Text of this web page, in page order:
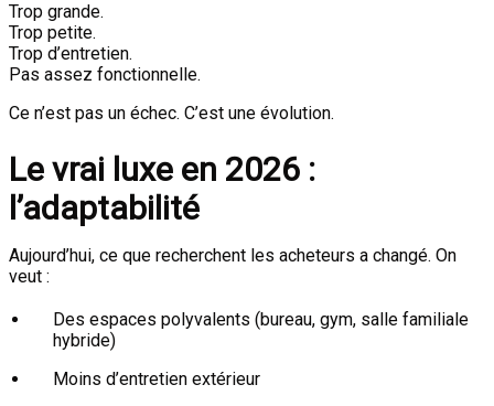
Trop grande.
Trop petite.
Trop d’entretien.
Pas assez fonctionnelle.
Ce n’est pas un échec. C’est une évolution.
Le vrai luxe en 2026 :
l’adaptabilité
Aujourd’hui, ce que recherchent les acheteurs a changé. On
veut :
Des espaces polyvalents (bureau, gym, salle familiale
hybride)
Moins d’entretien extérieur